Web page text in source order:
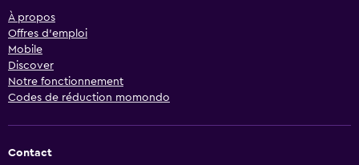
À propos
Offres d’emploi
Mobile
Discover
Notre fonctionnement
Codes de réduction momondo
Contact